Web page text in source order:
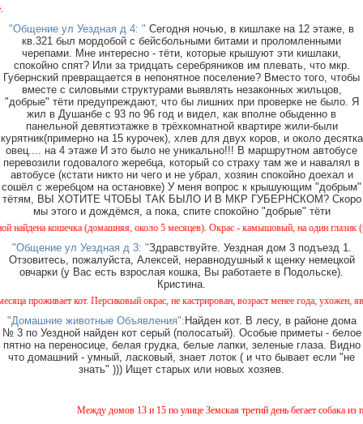
"Общение ул Уездная д 4: " Сегодня ночью, в кишлаке на 12 этаже, в
кв.321 был мордобой с бейсбольными битами и проломленными
черепами. Мне интересно - тёти, которые крышуют эти кишлаки,
спокойно спят? Или за тридцать серебряников им плевать, что мкр.
Губернский превращается в непонятное поселение? Вместо того, чтобы
вместе с силовыми структурами выявлять незаконных жильцов,
"добрые" тёти предупреждают, что бы лишних при проверке не было. Я
жил в Душанбе с 93 по 96 год и видел, как вполне обыденно в
панельной девятиэтажке в трёхкомнатной квартире жили-были
курятник(примерно на 15 курочек), хлев для двух коров, и около десятка
овец.... на 4 этаже И это было не уникально!!! В маршрутном автобусе
перевозили годовалого жеребца, который со страху там же и навалял в
автобусе (кстати никто ни чего и не убрал, хозяин спокойно доехал и
сошёл с жеребцом на остановке) У меня вопрос к крышующим "добрым"
тётям, ВЫ ХОТИТЕ ЧТОБЫ ТАК БЫЛО И В МКР ГУБЕРНСКОМ? Скоро
мы этого и дождёмся, а пока, спите спокойно "добрые" тёти
(домашняя, около 5 месяцев). Окрас - камышовый, на один глазик (возможно)
"Общение ул Уездная д 3: "Здравствуйте. Уездная дом 3 подъезд 1.
Отзовитесь, пожалуйста, Алексей, неравнодушный к щенку немецкой
овчарки (у Вас есть взрослая кошка, Вы работаете в Подольске).
Кристина.
Персиковый окрас, не кастрирован, возраст менее года, ухожен, явно
"Домашние животные Объявления": Найден кот. В лесу, в районе дома
№ 3 по Уездной найден кот серый (полосатый). Особые приметы - белое
пятно на переносице, белая грудка, белые лапки, зеленые глаза. Видно
что домашний - умный, ласковый, знает лоток ( и что бывает если "не
знать" ))) Ищет старых или новых хозяев.
Между домов 13 и 15 по улице Земская третий день бегает собака из